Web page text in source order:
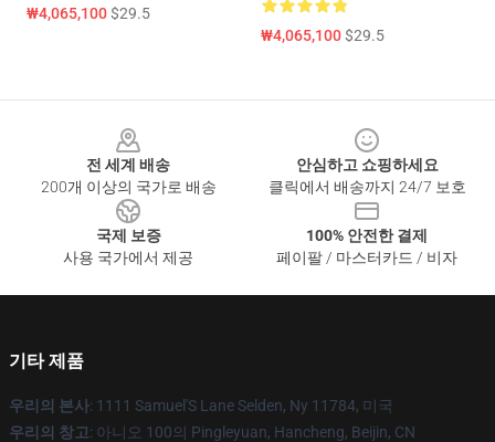
₩4,065,100$29.5
₩4,065,100$29.5
전 세계 배송
200개 이상의 국가로 배송
안심하고 쇼핑하세요
클릭에서 배송까지 24/7 보호
국제 보증
사용 국가에서 제공
100% 안전한 결제
페이팔 / 마스터카드 / 비자
기타 제품
우리의 본사: 1111 Samuel'S Lane Selden, Ny 11784, 미국
우리의 창고: 아니오 100의 Pingleyuan, Hancheng, Beijin, CN